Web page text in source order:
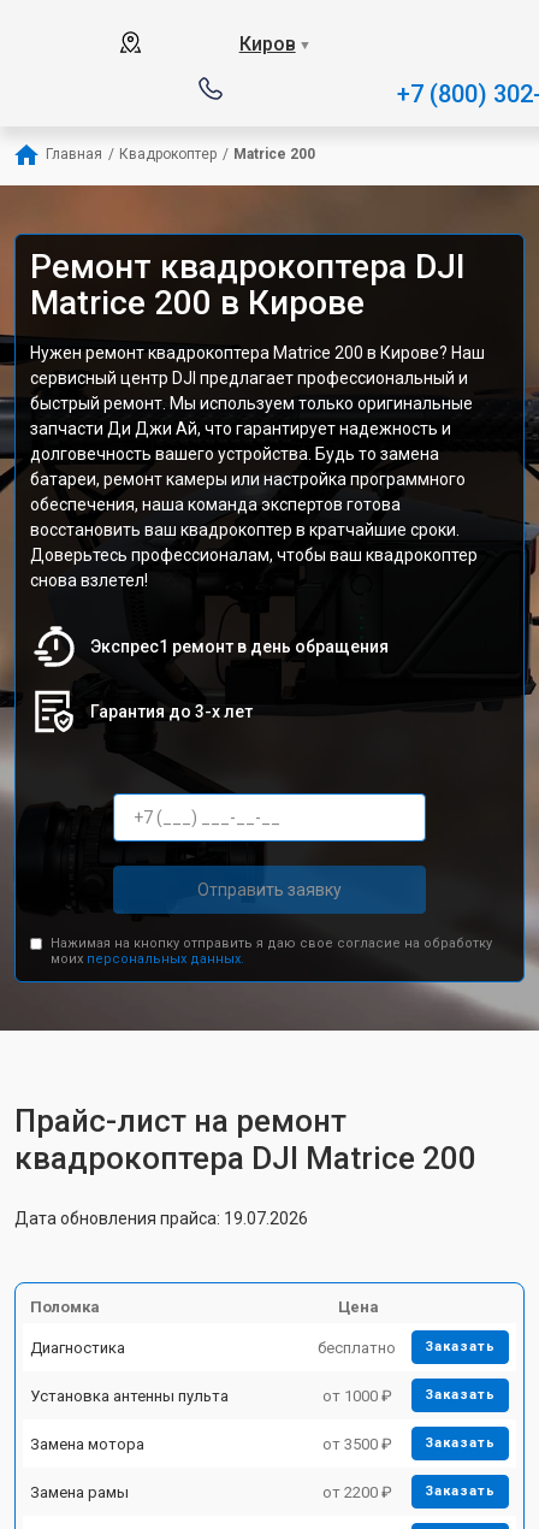
Киров ▼
+7 (800)
Главная / Квадрокоптер / Matrice 200
Ремонт квадрокоптера DJI
Matrice 200 в Кирове
Нужен ремонт квадрокоптера Matrice 200 в Кирове? Наш
сервисный центр DJI предлагает профессиональный и
быстрый ремонт. Мы используем только оригинальные
запчасти Ди Джи Ай, что гарантирует надежность и
долговечность вашего устройства. Будь то замена
батареи, ремонт камеры или настройка программного
обеспечения, наша команда экспертов готова
восстановить ваш квадрокоптер в кратчайшие сроки.
Доверьтесь профессионалам, чтобы ваш квадрокоптер
снова взлетел!
Экспрес1 ремонт в день обращения
Гарантия до 3-х лет
Отправить заявку
Нажимая на кнопку отправить я даю свое согласие на обработку
моих персональных данных.
Прайс-лист на ремонт
квадрокоптера DJI Matrice 200
Дата обновления прайса: 19.07.2026
Поломка Цена
Диагностика бесплатно Заказать
Установка антенны пульта от 1000 ₽ Заказать
Замена мотора от 3500 ₽ Заказать
Замена рамы от 2200 ₽ Заказать